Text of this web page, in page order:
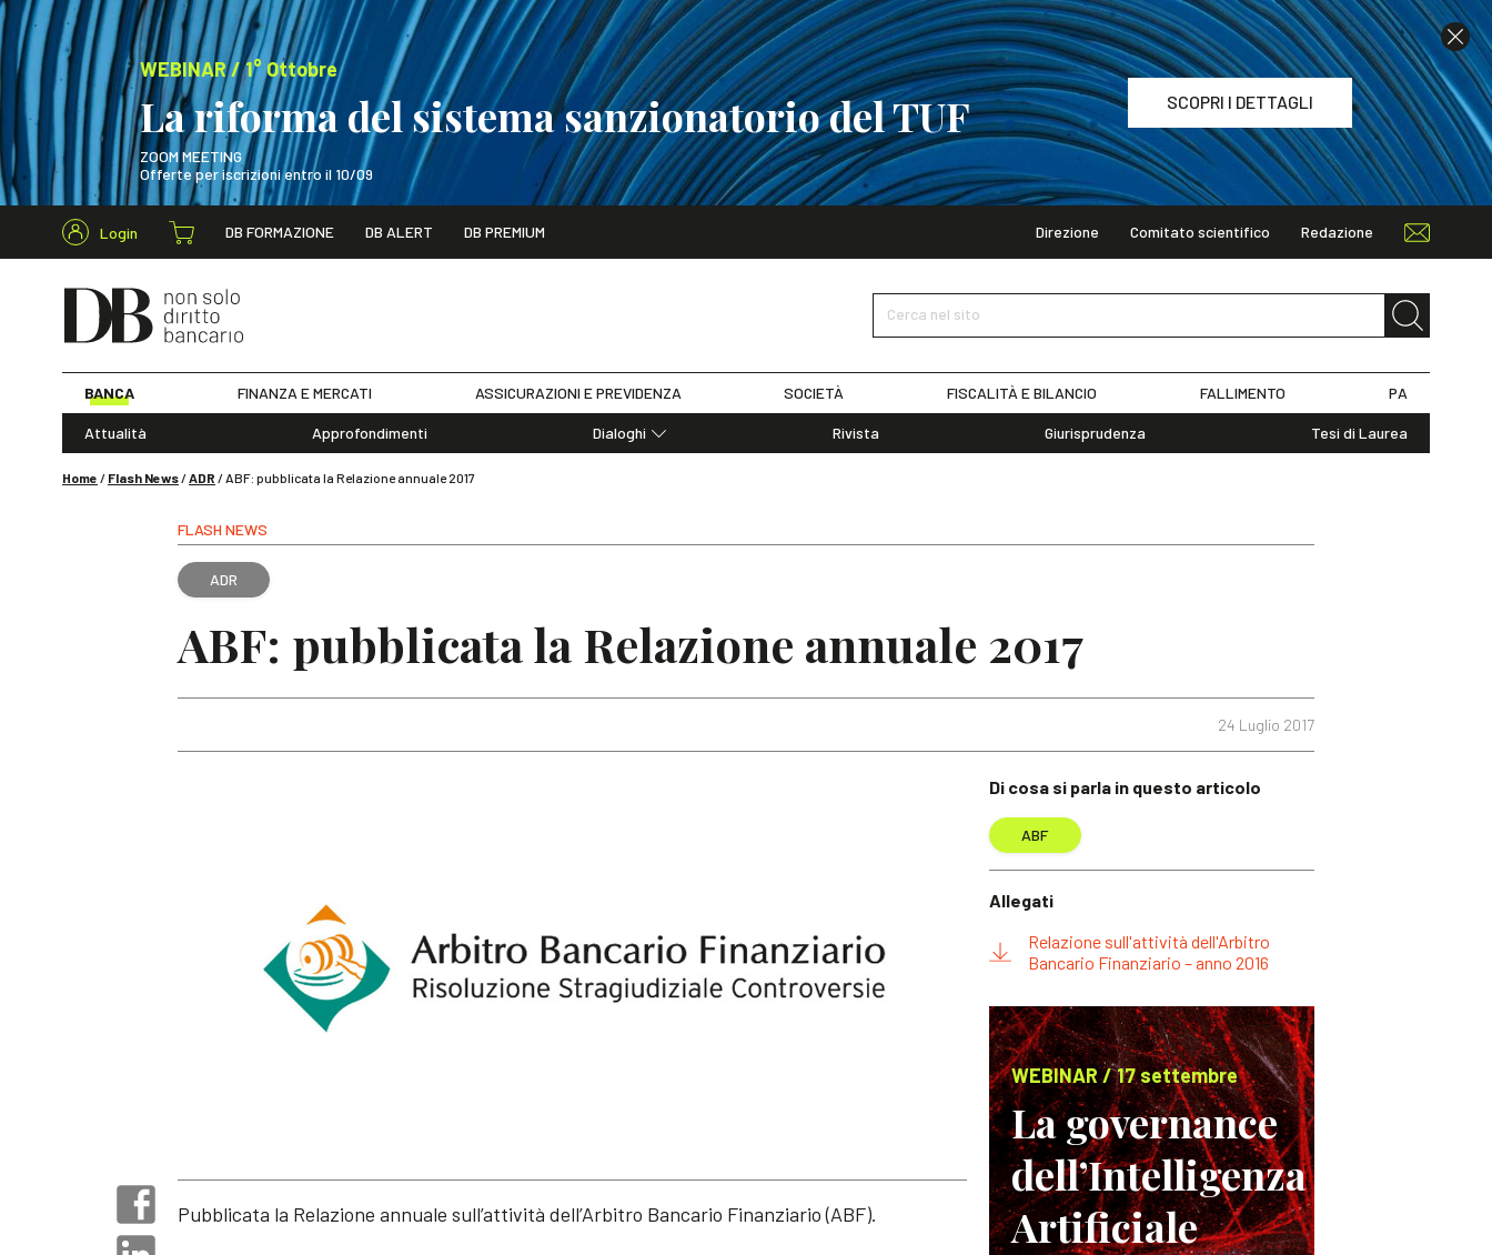
WEBINAR / 1° Ottobre
La riforma del sistema sanzionatorio del TUF
ZOOM MEETING
Offerte per iscrizioni entro il 10/09
SCOPRI I DETTAGLI
WEBINAR / 1° Ottobre
Login DB FORMAZIONE DB ALERT DB PREMIUM Direzione Comitato scientifico Redazione
Cerca nel sito
BANCA FINANZA E MERCATI ASSICURAZIONI E PREVIDENZA SOCIETÀ FISCALITÀ E BILANCIO FALLIMENTO PA
Attualità Approfondimenti
Dialoghi
Rivista Giurisprudenza Tesi di Laurea
Home / Flash News/ADR /ABF: pubblicata la Relazione annuale 2017
FLASH NEWS
ADR
ABF: pubblicata la Relazione annuale 2017
24 Luglio 2017
Pubblicata la Relazione annuale sull’attività dell’Arbitro Bancario Finanziario (ABF).
Di cosa si parla in questo articolo
ABF
Allegati
Relazione sull'attività dell'Arbitro
Bancario Finanziario – anno 2016
WEBINAR / 17 settembre
La governance
dell’Intelligenza
Artificiale